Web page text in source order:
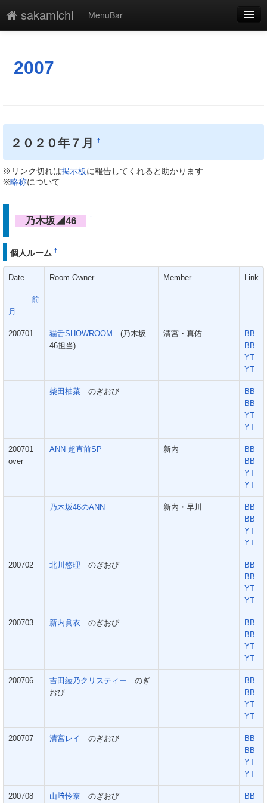
sakamichi
MenuBar
添付
一覧
単語検索
2007
２０２０年７月†
※リンク切れは掲示板に報告してくれると助かります
※略称について
乃木坂◢46 †
個人ルーム †
Date Room Owner Member Link
前
月
200701 猫舌SHOWROOM
(乃木坂
46担当)
清宮・真佑
BB
BB
YT
YT
柴田柚菜 のぎおび
BB
BB
YT
YT
200701
over
ANN 超直前SP 新内
BB
BB
YT
YT
乃木坂46のANN 新内・早川
BB
BB
YT
YT
200702 北川悠理 のぎおび
BB
BB
YT
YT
200703 新内眞衣 のぎおび
BB
BB
YT
YT
200706 吉田綾乃クリスティー のぎ
おび
BB
BB
YT
YT
200707 清宮レイ のぎおび
BB
BB
YT
YT
200708 山﨑怜奈 のぎおび
BB